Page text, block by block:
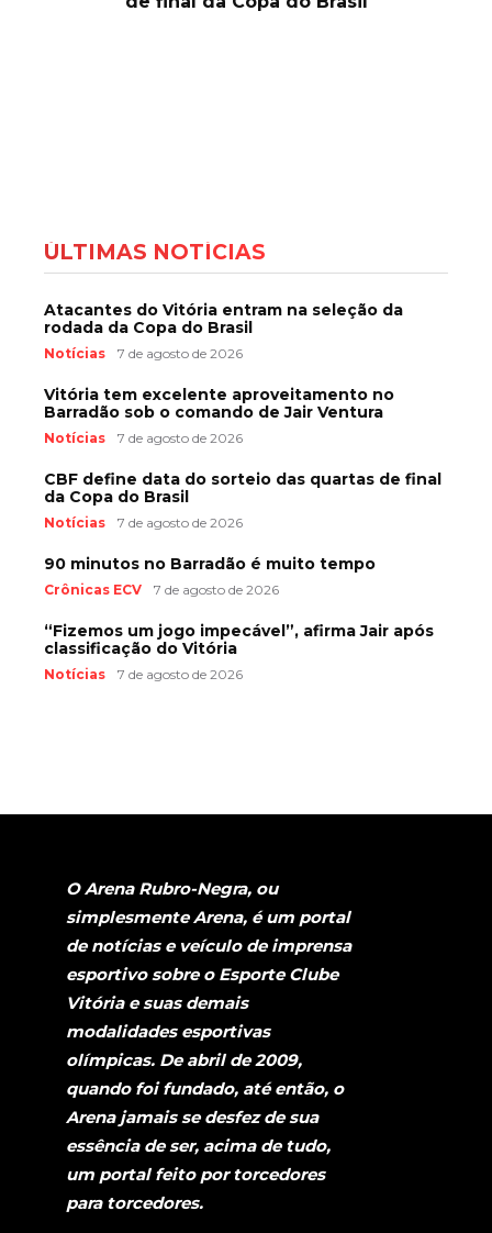
ÚLTIMAS NOTÍCIAS
Atacantes do Vitória entram na seleção da
rodada da Copa do Brasil
Notícias 7 de agosto de 2026
Vitória tem excelente aproveitamento no
Barradão sob o comando de Jair Ventura
Notícias 7 de agosto de 2026
CBF define data do sorteio das quartas de final
da Copa do Brasil
Notícias 7 de agosto de 2026
90 minutos no Barradão é muito tempo
Crônicas ECV 7 de agosto de 2026
“Fizemos um jogo impecável”, afirma Jair após
classificação do Vitória
Notícias 7 de agosto de 2026
O Arena Rubro-Negra, ou
simplesmente Arena, é um portal
de notícias e veículo de imprensa
esportivo sobre o Esporte Clube
Vitória e suas demais
modalidades esportivas
olímpicas. De abril de 2009,
quando foi fundado, até então, o
Arena jamais se desfez de sua
essência de ser, acima de tudo,
um portal feito por torcedores
para torcedores.